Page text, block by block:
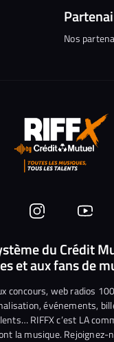
Nos
Nous
rejoindre
sur
Instagram
Nous
sur
du Crédit
et aux fans de
concours, web radios
événements,
RIFFX c’est LA
la musique. Rejoignez-